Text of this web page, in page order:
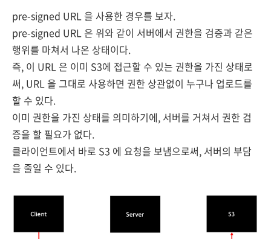
pre-signed URL 을 사용한 경우를 보자.
pre-signed URL 은 위와 같이 서버에서 권한을 검증과 같은
행위를 마쳐서 나온 상태이다.
즉, 이 URL 은 이미 S3에 접근할 수 있는 권한을 가진 상태로
써, URL 을 그대로 사용하면 권한 상관없이 누구나 업로드를
할 수 있다.
이미 권한을 가진 상태를 의미하기에, 서버를 거쳐서 권한 검
증을 할 필요가 없다.
클라이언트에서 바로 S3 에 요청을 보냄으로써, 서버의 부담
을 줄일 수 있다.